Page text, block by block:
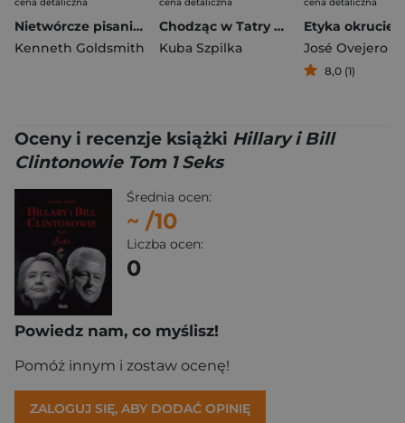
Nietwórcze pisanie. Zarządzanie językiem w erze cyfrowej
Kenneth Goldsmith
Chodząc w Tatry wyd. 2
Kuba Szpilka
José Ovejero
8,0 (1)
Oceny i recenzje książki Hillary i Bill
Clintonowie Tom 1 Seks
Średnia ocen:
~ /10
Liczba ocen:
0
Powiedz nam, co myślisz!
Pomóż innym i zostaw ocenę!
ZALOGUJ SIĘ, ABY DODAĆ OPINIĘ